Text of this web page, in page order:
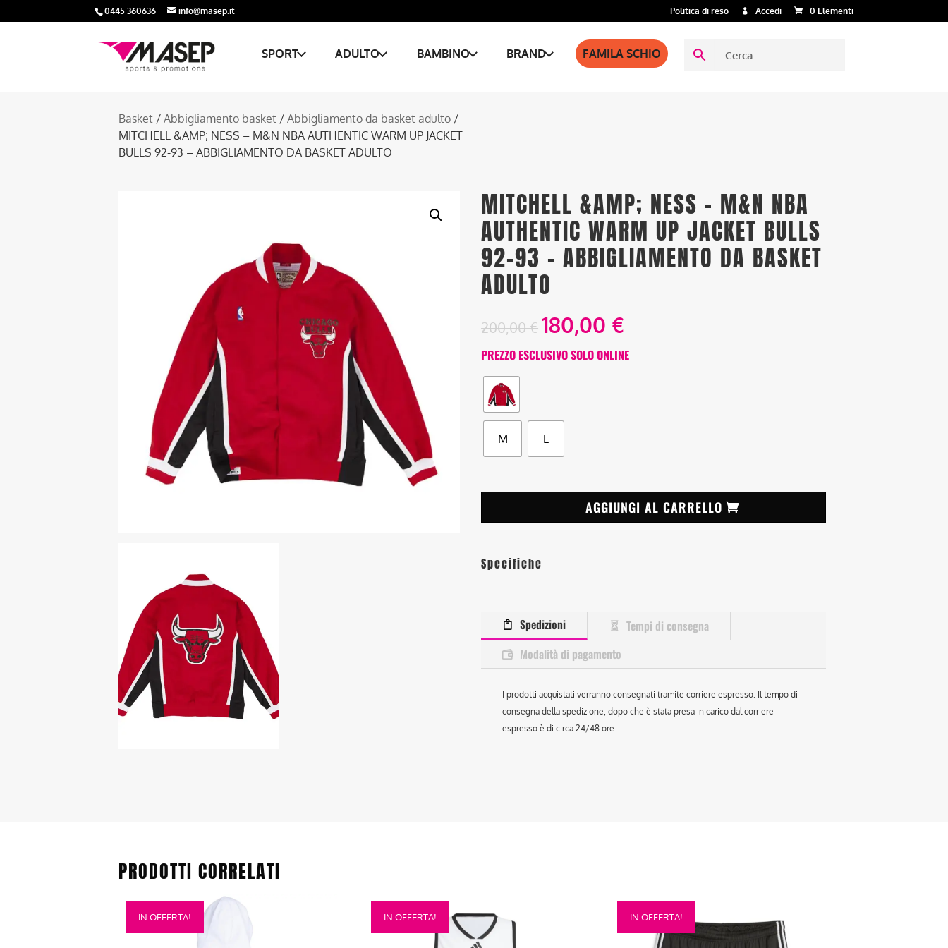
0445 360636 info@masep.it Politica di reso Accedi 0 Elementi
SPORT ADULTO BAMBINO BRAND FAMILA SCHIO
Basket / Abbigliamento basket / Abbigliamento da basket adulto /
MITCHELL &AMP; NESS – M&N NBA AUTHENTIC WARM UP JACKET
BULLS 92-93 – ABBIGLIAMENTO DA BASKET ADULTO
MITCHELL &AMP; NESS – M&N NBA
AUTHENTIC WARM UP JACKET BULLS
92-93 – ABBIGLIAMENTO DA BASKET
ADULTO
200,00€180,00 €
PREZZO ESCLUSIVO SOLO ONLINE
M L
AGGIUNGI AL CARRELLO
Specifiche
Spedizioni
Tempi di consegna
Modalità di pagamento
I prodotti acquistati verranno consegnati tramite corriere espresso. Il tempo di
consegna della spedizione, dopo che è stata presa in carico dal corriere
espresso è di circa 24/48 ore.
PRODOTTI CORRELATI
IN OFFERTA!
Questo
prodotto
IN OFFERTA!
Questo
prodotto
IN OFFERTA!
Questo
prodotto